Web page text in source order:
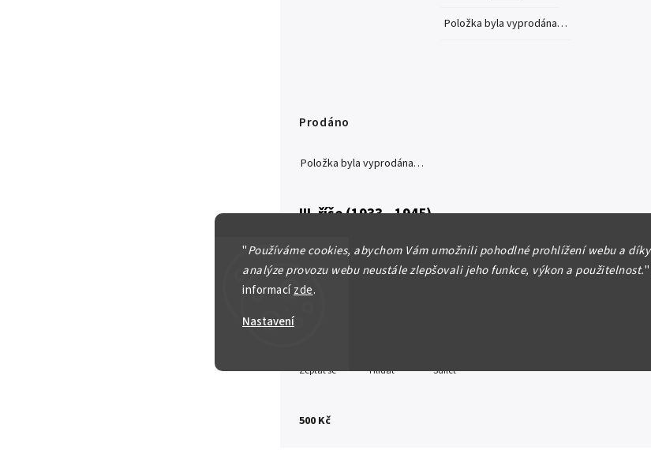
"Používáme cookies, abychom Vám umožnili pohodlné prohlížení webu a díky
analýze provozu webu neustále zlepšovali jeho funkce, výkon a použitelnost."
informacízde.
Nastavení
Položka byla vyprodána…
500 Kč
Prodáno
Položka byla vyprodána…
III. říše (1933 - 1945)
5 Marka 1938 J, velmi pěkná zachovalost
Detailní informace
Zeptat se Hlídat Sdílet